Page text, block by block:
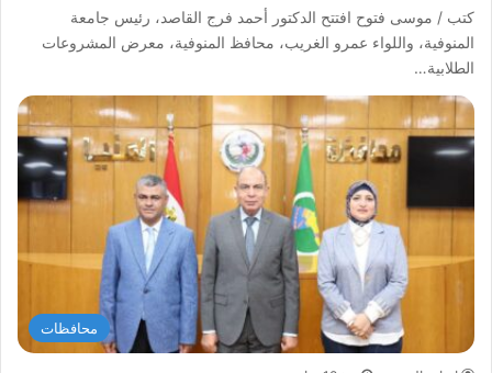
كتب / موسى فتوح افتتح الدكتور أحمد فرج القاصد، رئيس جامعة
المنوفية، واللواء عمرو الغريب، محافظ المنوفية، معرض المشروعات
الطلابية…
محافظات